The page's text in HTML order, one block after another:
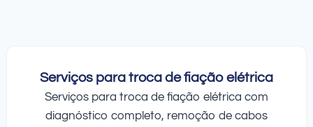
Serviços para troca de fiação elétrica
Serviços para troca de fiação elétrica com
diagnóstico completo, remoção de cabos